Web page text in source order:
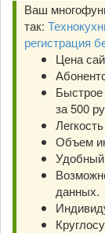
Ваш
так:
регистрация
Цена
за 500
Объем
Удобный
данных.